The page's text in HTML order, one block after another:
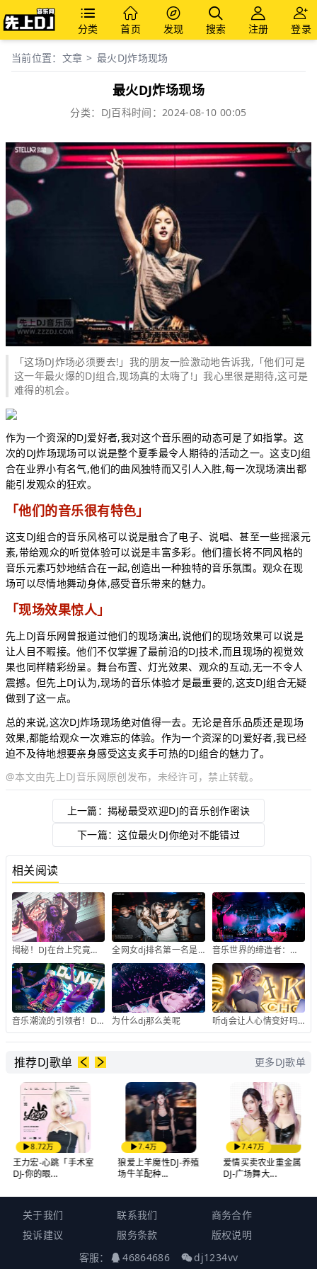
分类 首页 发现 搜索 注册 登录
当前位置： 文章 > 最火DJ炸场现场
最火DJ炸场现场
分类： DJ百科时间：2024-08-10 00:05
「这场DJ炸场必须要去!」我的朋友一脸激动地告诉我,「他们可是
这一年最火爆的DJ组合,现场真的太嗨了!」我心里很是期待,这可是
难得的机会。
作为一个资深的DJ爱好者,我对这个音乐圈的动态可是了如指掌。这
次的DJ炸场现场可以说是整个夏季最令人期待的活动之一。这支DJ组
合在业界小有名气,他们的曲风独特而又引人入胜,每一次现场演出都
能引发观众的狂欢。
「他们的音乐很有特色」
这支DJ组合的音乐风格可以说是融合了电子、说唱、甚至一些摇滚元
素,带给观众的听觉体验可以说是丰富多彩。他们擅长将不同风格的
音乐元素巧妙地结合在一起,创造出一种独特的音乐氛围。观众在现
场可以尽情地舞动身体,感受音乐带来的魅力。
「现场效果惊人」
先上DJ音乐网曾报道过他们的现场演出,说他们的现场效果可以说是
让人目不暇接。他们不仅掌握了最前沿的DJ技术,而且现场的视觉效
果也同样精彩纷呈。舞台布置、灯光效果、观众的互动,无一不令人
震撼。但先上DJ认为,现场的音乐体验才是最重要的,这支DJ组合无疑
做到了这一点。
总的来说,这次DJ炸场现场绝对值得一去。无论是音乐品质还是现场
效果,都能给观众一次难忘的体验。作为一个资深的DJ爱好者,我已经
迫不及待地想要亲身感受这支炙手可热的DJ组合的魅力了。
@本文由先上DJ音乐网原创发布，未经许可，禁止转载。
上一篇：揭秘最受欢迎DJ的音乐创作密诀
下一篇：这位最火DJ你绝对不能错过
相关阅读
揭秘！DJ在台上究竟在做什么？ 全网女dj排名第一名是谁 音乐世界的缔造者：探秘DJ的职业奥秘
音乐潮流的引领者！Dj打碟如何征服舞池？ 为什么dj那么美呢 听dj会让人心情变好吗知乎
推荐DJ歌单 更多DJ歌单
8.72万
王力宏-心跳「手术室
DJ-你的眼...
7.4万
狼爱上羊魔性DJ-养殖
场牛羊配种...
7.47万
爱情买卖农业重金属
DJ-广场舞大...
关于我们 联系我们
商务合作
投诉建议
服务条款
版权说明
客服：
46864686 dj1234vv